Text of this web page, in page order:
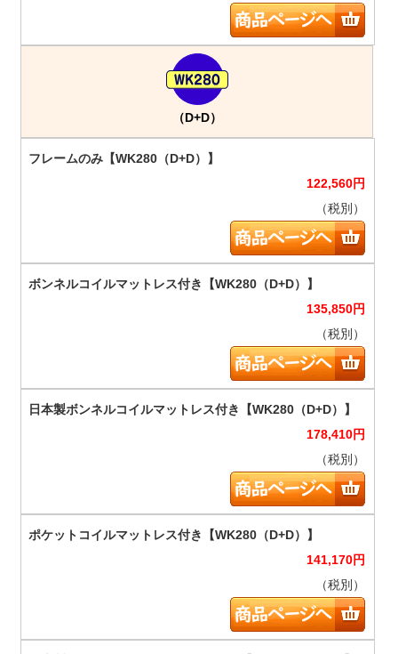
（D+D）
122,560円
（税別）
135,850円
（税別）
178,410円
（税別）
141,170円
（税別）